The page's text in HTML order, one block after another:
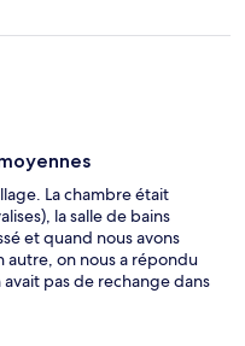
La chambre était
la salle de bains
et quand nous avons
autre, on nous a répondu
pas de rechange dans
à la chambre voisine
obligatoire, nous